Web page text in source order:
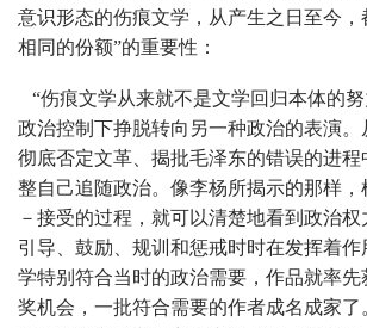
意识形态的伤痕文学，从产生之日至今，
相同的份额”的重要性：
“伤痕文学从来就不是文学回归本体的
政治控制下挣脱转向另一种政治的表演。
彻底否定文革、揭批毛泽东的错误的进程
整自己追随政治。像李杨所揭示的那样
－接受的过程，就可以清楚地看到政治权
引导、鼓励、规训和惩戒时时在发挥着作
学特别符合当时的政治需要，作品就率
奖机会，一批符合需要的作者成名成家了